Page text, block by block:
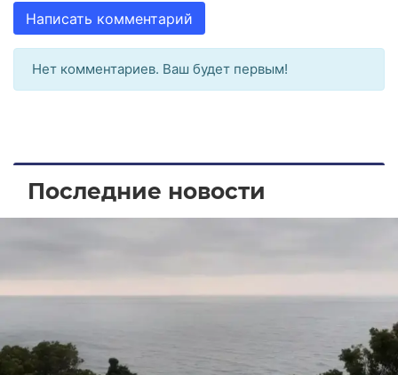
Написать комментарий
Нет комментариев. Ваш будет первым!
Последние новости